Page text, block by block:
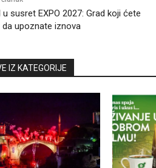
u susret EXPO 2027: Grad koji ćete
da upoznate iznova
IZ KATEGORIJE